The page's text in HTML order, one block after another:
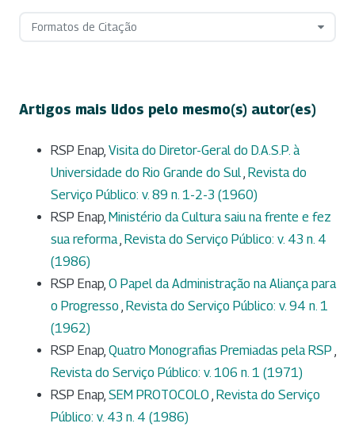
Formatos de Citação
Artigos mais lidos pelo mesmo(s) autor(es)
RSP Enap, Visita do Diretor-Geral do D.A.S.P. à
Universidade do Rio Grande do Sul Revista do
Serviço Público: v. 89 n. 1-2-3 (1960)
RSP Enap, Ministério da Cultura saiu na frente e fez
sua reforma Revista do Serviço Público: v. 43 n. 4
(1986)
RSP Enap, O Papel da Administração na Aliança para
o Progresso Revista do Serviço Público: v. 94 n. 1
(1962)
RSP Enap, Quatro Monografias Premiadas pela RSP
Revista do Serviço Público: v. 106 n. 1 (1971)
RSP Enap, SEM PROTOCOLO Revista do Serviço
Público: v. 43 n. 4 (1986)